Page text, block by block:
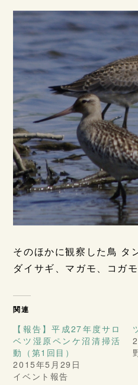
そのほかに観察した鳥 タ
ダイサギ、マガモ、コガ
関連
【報告】平成27年度サロ
ベツ湿原ペンケ沼清掃活
動（第1回目）
2015年5月29日
イベント報告